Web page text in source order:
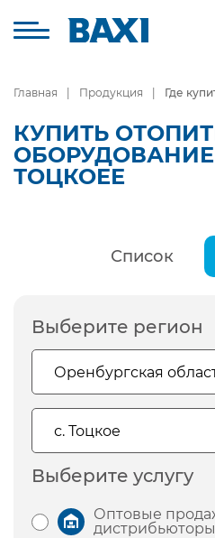
Главная Продукция Где
КУПИТЬ
ОБОРУДОВАНИЕ
ТОЦКОЕЕ
Список
Выберите регион
Выберите услугу
Оптовые